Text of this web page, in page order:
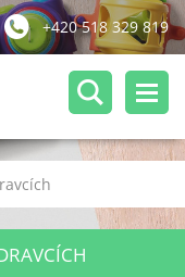
+420 518 329 819